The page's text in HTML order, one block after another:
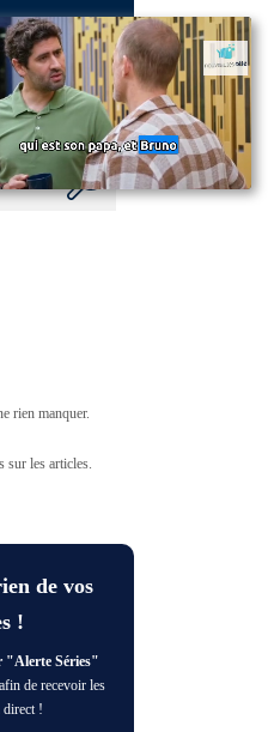
rien manquer.
sur les articles.
de vos
!
"Alerte Séries"
de recevoir les
direct !